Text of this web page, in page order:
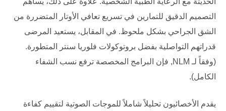
التصميم الدقيق للتمارين في تسريع تعافي الأوتار المتضررة من
الشق الجراحي بشكل ملحوظ. في المقابل، يستعيد المرضى
قدراتهم التواصلية بفضل بروتوكولات فلوريا سنتر
المتطورة.
(وفقاً لـ NLM, فإن البرامج المخصصة ترفع نسب الشفاء
الكامل).
يقدم الأخصائيون تحليلاً شاملاً للموجات الصوتية لتقييم كفاءة